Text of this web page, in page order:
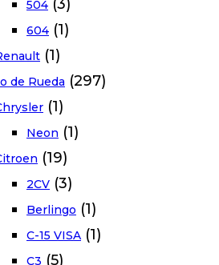
504 (3)
604 (1)
(1)
de Rueda (297)
(1)
Neon (1)
(19)
2CV (3)
Berlingo (1)
C-15 VISA (1)
C3 (5)